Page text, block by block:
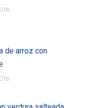
de arroz con